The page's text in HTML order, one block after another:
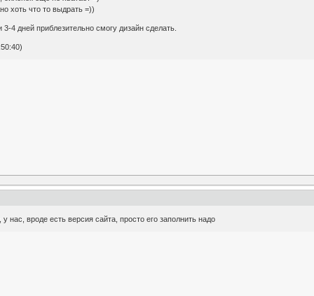
хоть что то выдрать =))
4 дней приблезительно смогу дизайн сделать.
нас, вроде есть версия сайта, просто его заполнить надо